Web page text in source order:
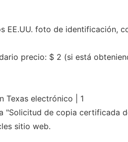
EE.UU. foto de identificación,
precio: $ 2 (si está
Texas electrónico | 1
"Solicitud de copia certificada
sitio web.